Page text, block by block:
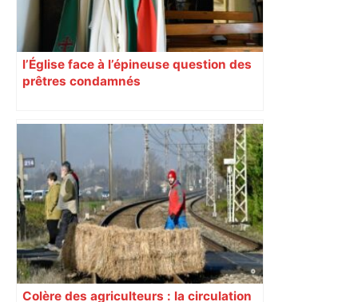
l’Église face à l’épineuse question des
prêtres condamnés
Colère des agriculteurs : la circulation